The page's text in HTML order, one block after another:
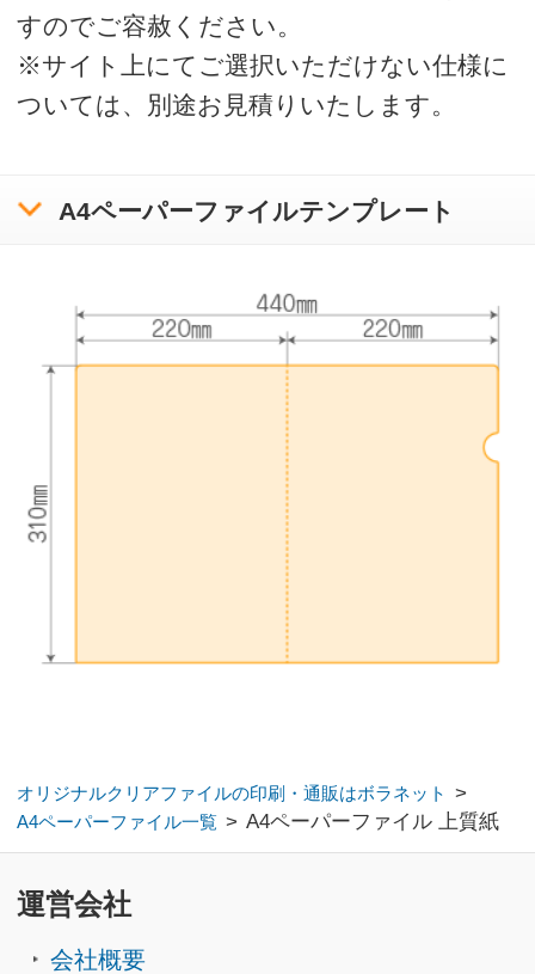
会社概要
利用規約
ボラネットのクリアファイルとは
入稿方法について
クリアファイル使用時の注意と豆知識
印刷をお請けできないデータについて
copyright bora-net all rights reserved.